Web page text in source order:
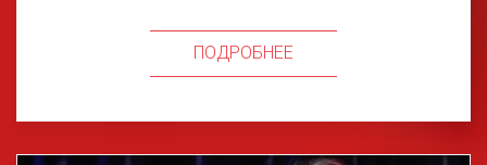
ПОДРОБНЕЕ